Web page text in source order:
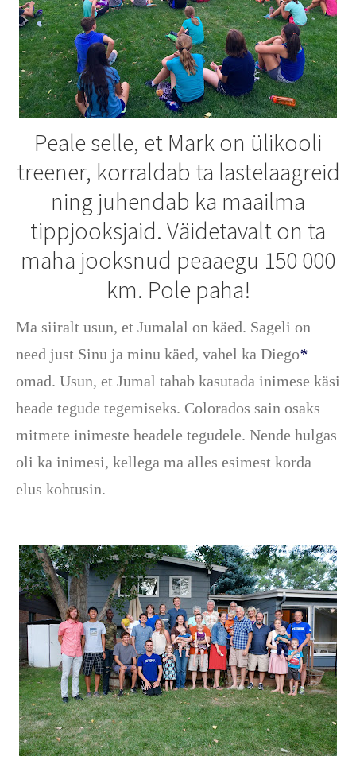
Peale selle, et Mark on ülikooli
treener, korraldab ta lastelaagreid
ning juhendab ka maailma
tippjooksjaid. Väidetavalt on ta
maha jooksnud peaaegu 150 000
km. Pole paha!
Ma siiralt usun, et Jumalal on käed. Sageli on
need just Sinu ja minu käed, vahel ka Diego*
omad. Usun, et Jumal tahab kasutada inimese käsi
heade tegude tegemiseks. Colorados sain osaks
mitmete inimeste headele tegudele. Nende hulgas
oli ka inimesi, kellega ma alles esimest korda
elus kohtusin.